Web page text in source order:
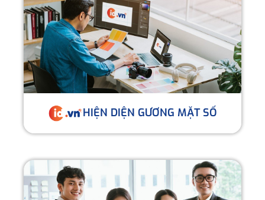
HIỆN DIỆN GƯƠNG MẶT SỐ